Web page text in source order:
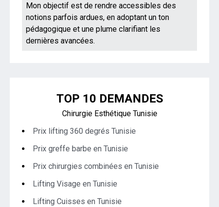
Mon objectif est de rendre accessibles des
notions parfois ardues, en adoptant un ton
pédagogique et une plume clarifiant les
dernières avancées.
TOP 10 DEMANDES
Chirurgie Esthétique Tunisie
Prix lifting 360 degrés Tunisie
Prix greffe barbe en Tunisie
Prix chirurgies combinées en Tunisie
Lifting Visage en Tunisie
Lifting Cuisses en Tunisie